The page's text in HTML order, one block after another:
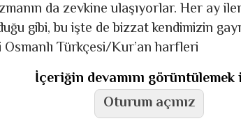
da zevkine ulaşıyorlar. Her ay
gibi, bu işte de bizzat kendimizin
Türkçesi/Kur’an harfleri
İçeriğin devamını
Oturum açınız